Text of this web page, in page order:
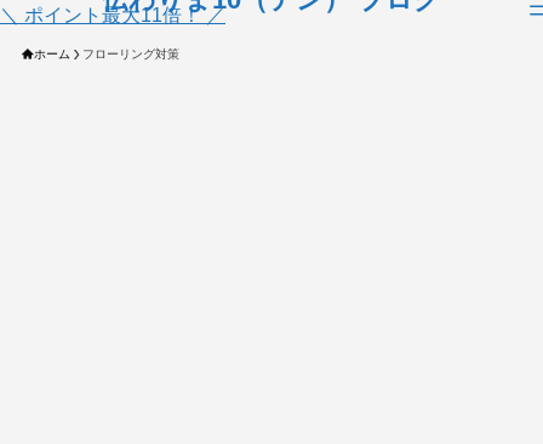
＼ ポイント最大11倍！ ／
ホーム フローリング対策